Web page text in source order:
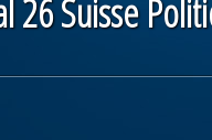
26 Suisse